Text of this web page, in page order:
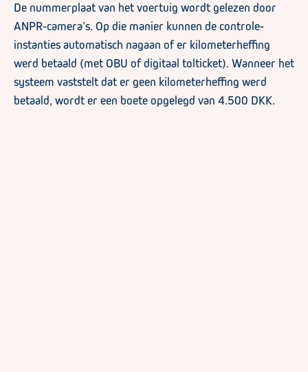
De nummerplaat van het voertuig wordt gelezen door
ANPR-camera’s. Op die manier kunnen de controle-
instanties automatisch nagaan of er kilometerheffing
werd betaald (met OBU of digitaal tolticket). Wanneer het
systeem vaststelt dat er geen kilometerheffing werd
betaald, wordt er een boete opgelegd van 4.500 DKK.